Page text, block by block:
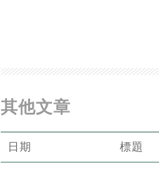
其他文章
日期 標題